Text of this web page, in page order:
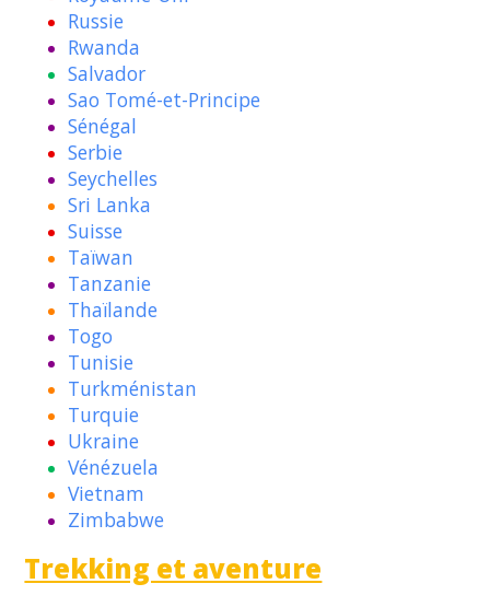
Russie
Rwanda
Salvador
Sao Tomé-et-Principe
Sénégal
Serbie
Seychelles
Sri Lanka
Suisse
Taïwan
Tanzanie
Thaïlande
Togo
Tunisie
Turkménistan
Turquie
Ukraine
Vénézuela
Vietnam
Zimbabwe
Trekking et aventure